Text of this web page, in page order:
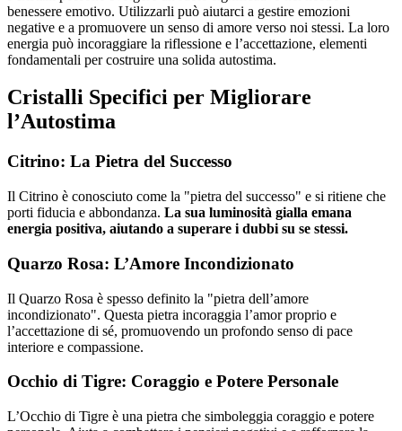
benessere emotivo. Utilizzarli può aiutarci a gestire emozioni
negative e a promuovere un senso di amore verso noi stessi. La loro
energia può incoraggiare la riflessione e l’accettazione, elementi
fondamentali per costruire una solida autostima.
Cristalli Specifici per Migliorare
l’Autostima
Citrino: La Pietra del Successo
Il Citrino è conosciuto come la "pietra del successo" e si ritiene che
porti fiducia e abbondanza. La sua luminosità gialla emana
energia positiva, aiutando a superare i dubbi su se stessi.
Quarzo Rosa: L’Amore Incondizionato
Il Quarzo Rosa è spesso definito la "pietra dell’amore
incondizionato". Questa pietra incoraggia l’amor proprio e
l’accettazione di sé, promuovendo un profondo senso di pace
interiore e compassione.
Occhio di Tigre: Coraggio e Potere Personale
L’Occhio di Tigre è una pietra che simboleggia coraggio e potere